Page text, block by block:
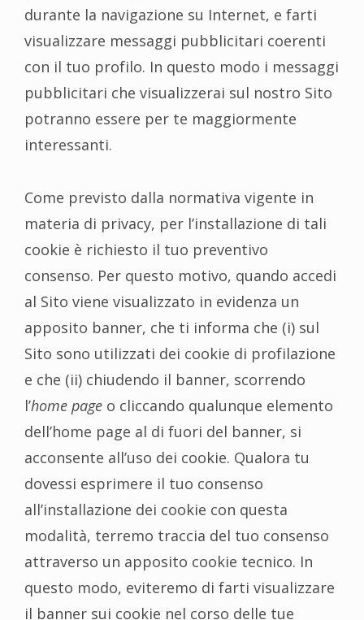
durante la navigazione su Internet, e farti
visualizzare messaggi pubblicitari coerenti
con il tuo profilo. In questo modo i messaggi
pubblicitari che visualizzerai sul nostro Sito
potranno essere per te maggiormente
interessanti.
Come previsto dalla normativa vigente in
materia di privacy, per l’installazione di tali
cookie è richiesto il tuo preventivo
consenso. Per questo motivo, quando accedi
al Sito viene visualizzato in evidenza un
apposito banner, che ti informa che (i) sul
Sito sono utilizzati dei cookie di profilazione
e che (ii) chiudendo il banner, scorrendo
l’home page o cliccando qualunque elemento
dell’home page al di fuori del banner, si
acconsente all’uso dei cookie. Qualora tu
dovessi esprimere il tuo consenso
all’installazione dei cookie con questa
modalità, terremo traccia del tuo consenso
attraverso un apposito cookie tecnico. In
questo modo, eviteremo di farti visualizzare
il banner sui cookie nel corso delle tue